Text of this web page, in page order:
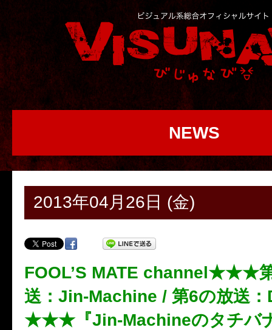
NEWS
2013年04月26日 (金)
FOOL’S MATE channel★★★
送：Jin-Machine / 第6の放送
★★★『Jin-Machineのタチバ